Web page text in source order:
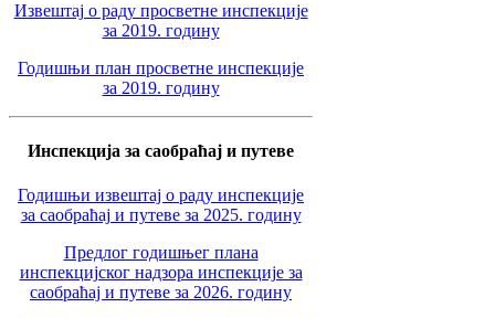
Извештај о раду просветне инспекције
за 2019. годину
Годишњи план просветне инспекције
за 2019. годину
Инспекција за саобраћај и путеве
Годишњи извештај о раду инспекције
за саобраћај и путеве за 2025. годину
Предлог годишњег плана
инспекцијског надзора инспекције за
саобраћај и путеве за 2026. годину